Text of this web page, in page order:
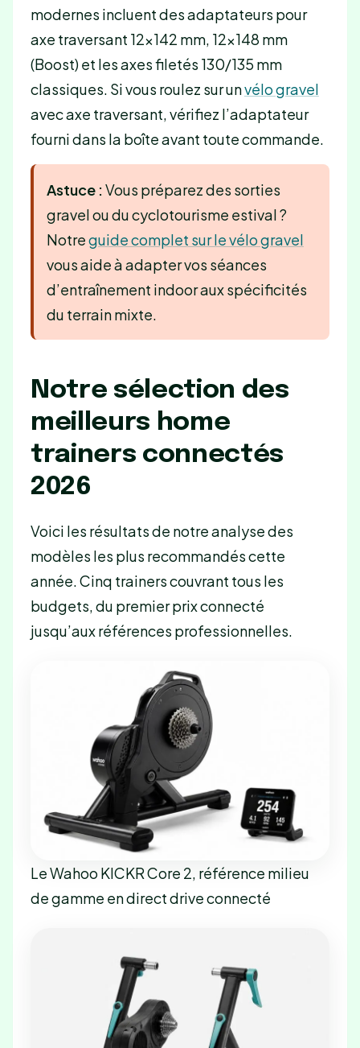
modernes incluent des adaptateurs pour
axe traversant 12×142 mm, 12×148 mm
(Boost) et les axes filetés 130/135 mm
classiques. Si vous roulez sur unvélo gravel
avec axe traversant, vérifiez l’adaptateur
fourni dans la boîte avant toute commande.
Astuce :Vous préparez des sorties
gravel ou du cyclotourisme estival ?
Notreguide complet sur le vélo gravel
vous aide à adapter vos séances
d’entraînement indoor aux spécificités
du terrain mixte.
Notre sélection des
meilleurs home
trainers connectés
2026
Voici les résultats de notre analyse des
modèles les plus recommandés cette
année. Cinq trainers couvrant tous les
budgets, du premier prix connecté
jusqu’aux références professionnelles.
Le Wahoo KICKR Core 2, référence milieu
de gamme en direct drive connecté